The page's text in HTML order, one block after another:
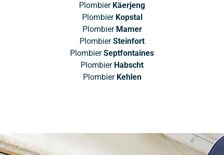
Plombier Käerjeng
Plombier Kopstal
Plombier Mamer
PlombierSteinfort
PlombierSeptfontaines
Plombier Habscht
Plombier Kehlen